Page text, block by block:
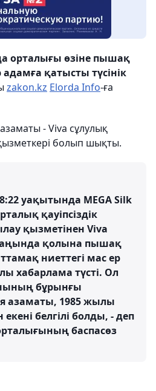
орталығы өзіне пышақ
қатысты түсінік
zakon.kz Elorda Info-ға
- Viva сұлулық
болып шықты.
уақытында MEGA Silk
қауіпсіздік
қызметінен Viva
қолына пышақ
ниеттегі мас ер
хабарлама түсті. Ол
бұрынғы
азаматы, 1985 жылы
белгілі болды, - деп
баспасөз